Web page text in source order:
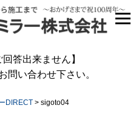
答出来ません】
問い合わせ下さい。
DIRECT > sigoto04